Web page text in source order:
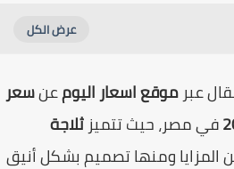
عبرموقع اسعار اليومعنسعر
مصر، حيث تتميزثلاجة
ومنها تصميم بشكل أنيق